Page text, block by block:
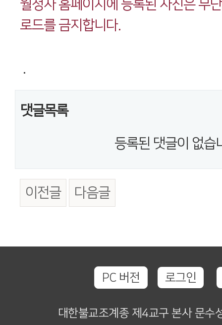
월정사 홈페이지에 등록된 사진은 무
로드를 금지합니다.
.
댓글목록
등록된 댓글이 없습
이전글 다음글
PC 버전 로그인
대한불교조계종 제4교구 본사 문수